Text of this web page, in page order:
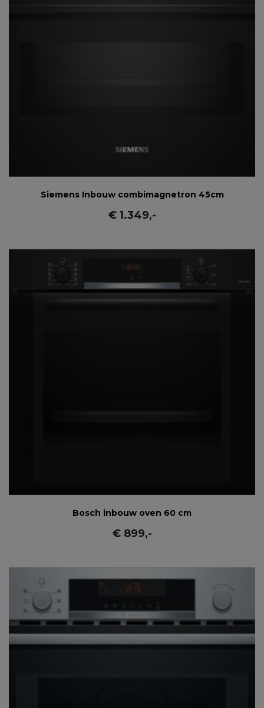
Siemens Inbouw combimagnetron 45cm
€1.349,-
Bosch inbouw oven 60 cm
€899,-